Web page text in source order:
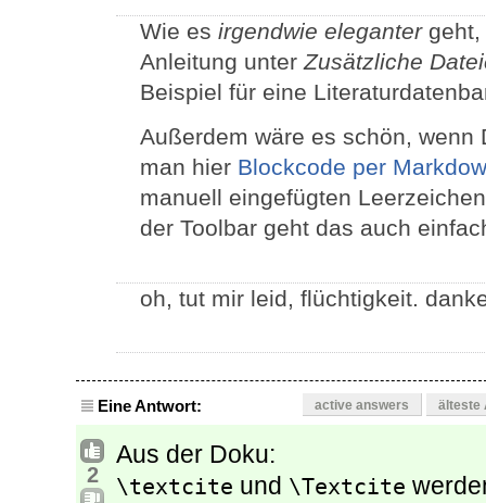
Wie es irgendwie elegantergeht,
Anleitung unter Zusätzliche
Beispiel für eine
Außerdem wäre es schön,
man hier Blockcode per
manuell eingefügten
der Toolbar geht das auch
oh, tut mir leid, flüchtigkeit.
Eine Antwort: active answers älteste
2
Aus der Doku:
\textcite und \Textcite